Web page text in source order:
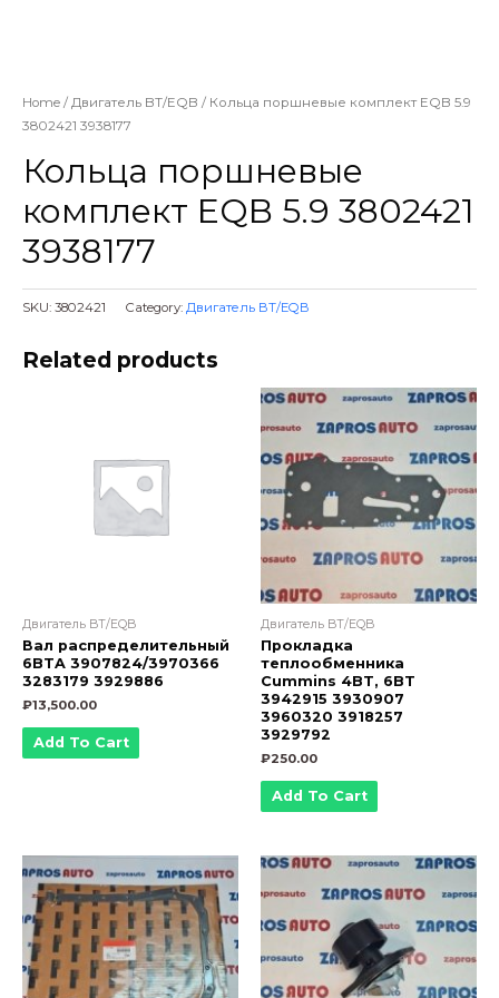
Home / Двигатель BT/EQB / Кольца поршневые комплект EQB 5.9
3802421 3938177
Кольца поршневые
комплект EQB 5.9 3802421
3938177
SKU: 3802421 Category: Двигатель BT/EQB
Related products
Двигатель BT/EQB
Вал распределительный
6BTA 3907824/3970366
3283179 3929886
₽13,500.00
Add To Cart
Двигатель BT/EQB
Прокладка
теплообменника
Cummins 4BT, 6BT
3942915 3930907
3960320 3918257
3929792
₽250.00
Add To Cart